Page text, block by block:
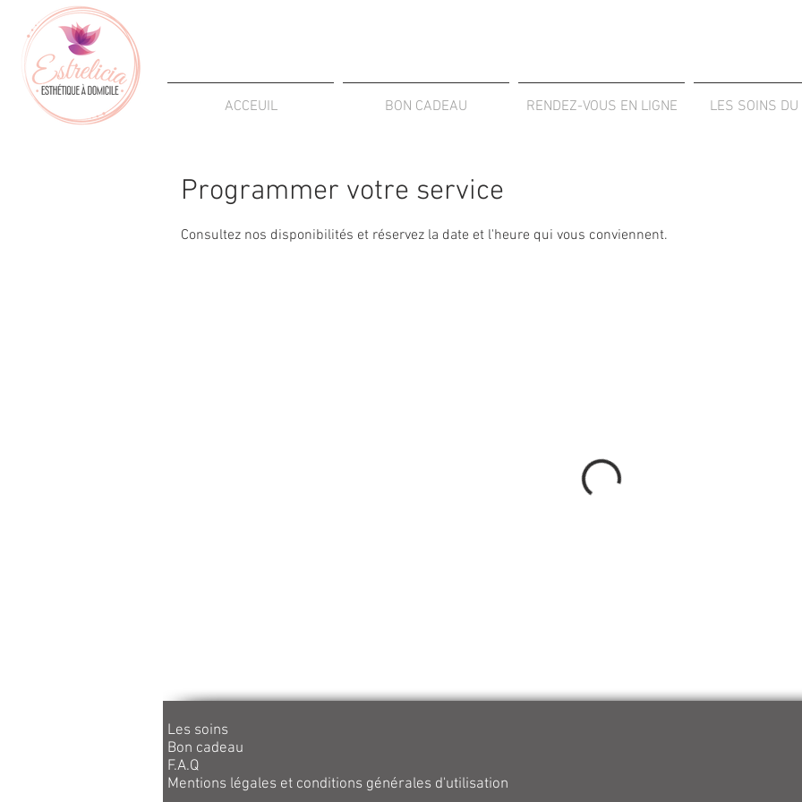
ACCEUIL BON CADEAU RENDEZ-VOUS EN LIGNE LES SOINS DU
Programmer votre service
Consultez nos disponibilités et réservez la date et l'heure qui vous conviennent.
Les soins
Bon cadeau
F.A.Q
Mentions légales et conditions générales d'utilisation